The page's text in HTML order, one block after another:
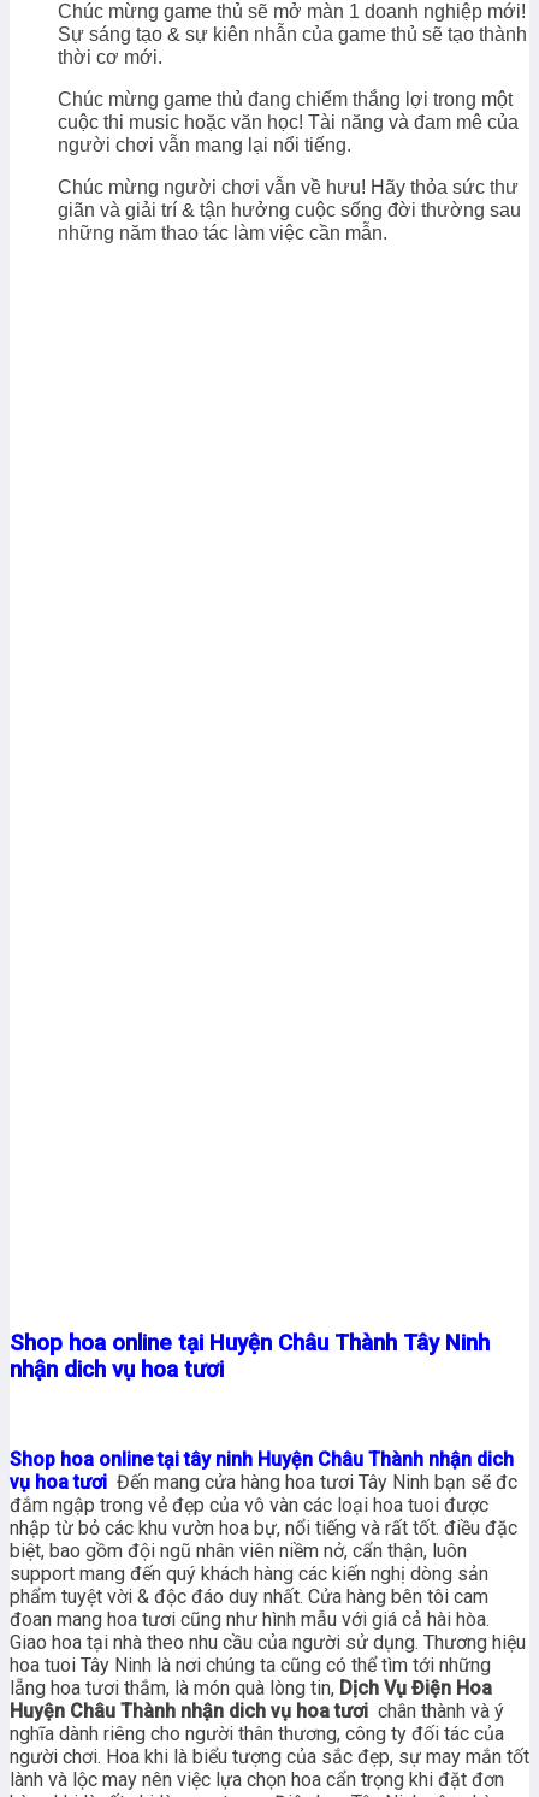
Chúc mừng game thủ sẽ mở màn 1 doanh nghiệp mới!
Sự sáng tạo & sự kiên nhẫn của game thủ sẽ tạo thành
thời cơ mới.
Chúc mừng game thủ đang chiếm thắng lợi trong một
cuộc thi music hoặc văn học! Tài năng và đam mê của
người chơi vẫn mang lại nổi tiếng.
Chúc mừng người chơi vẫn về hưu! Hãy thỏa sức thư
giãn và giải trí & tận hưởng cuộc sống đời thường sau
những năm thao tác làm việc cần mẫn.
Shop hoa online tại Huyện Châu Thành Tây Ninh
nhận dich vụ hoa tươi
Shop hoa online tại tây ninh Huyện Châu Thành nhận dich
vụ hoa tươi Đến mang cửa hàng hoa tươi Tây Ninh bạn sẽ đc
đắm ngập trong vẻ đẹp của vô vàn các loại hoa tuoi được
nhập từ bỏ các khu vườn hoa bự, nổi tiếng và rất tốt. điều đặc
biệt, bao gồm đội ngũ nhân viên niềm nở, cẩn thận, luôn
support mang đến quý khách hàng các kiến nghị dòng sản
phẩm tuyệt vời & độc đáo duy nhất. Cửa hàng bên tôi cam
đoan mang hoa tươi cũng như hình mẫu với giá cả hài hòa.
Giao hoa tại nhà theo nhu cầu của người sử dụng. Thương hiệu
hoa tuoi Tây Ninh là nơi chúng ta cũng có thể tìm tới những
lẵng hoa tươi thắm, là món quà lòng tin, Dịch Vụ Điện Hoa
Huyện Châu Thành nhận dich vụ hoa tươi chân thành và ý
nghĩa dành riêng cho người thân thương, công ty đối tác của
người chơi. Hoa khi là biểu tượng của sắc đẹp, sự may mắn tốt
lành và lộc may nên việc lựa chọn hoa cẩn trọng khi đặt đơn